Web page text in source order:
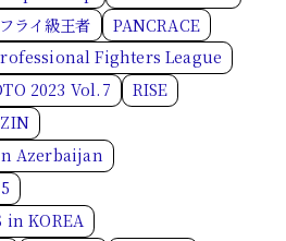
ライ級王者
PANCRACE
Fighters League
2023 Vol.7
RISE
Azerbaijan
in KOREA